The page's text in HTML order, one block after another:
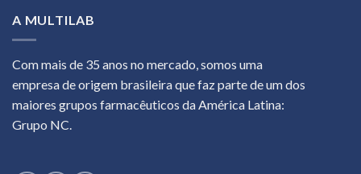
A MULTILAB
Com mais de 35 anos no mercado, somos uma
empresa de origem brasileira que faz parte de um dos
maiores grupos farmacêuticos da América Latina:
Grupo NC.